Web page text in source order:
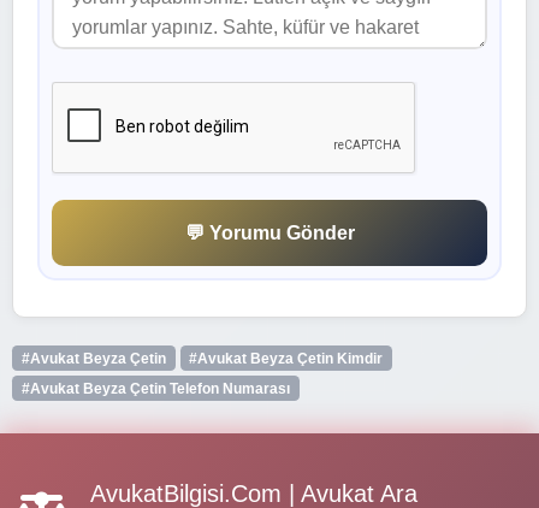
💬 Yorumu Gönder
#Avukat Beyza Çetin
#Avukat Beyza Çetin Kimdir
#Avukat Beyza Çetin Telefon Numarası
AvukatBilgisi.Com | Avukat Ara